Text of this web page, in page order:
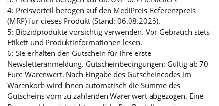
4: Preisvorteil bezogen auf den MediPreis-Referenzpreis
(MRP) für dieses Produkt (Stand: 06.08.2026).
5: Biozidprodukte vorsichtig verwenden. Vor Gebrauch stets
Etikett und Produktinformationen lesen.
6: Sie erhalten den Gutschein für Ihre erste
Newsletteranmeldung. Gutscheinbedingungen: Gültig ab 70
Euro Warenwert. Nach Eingabe des Gutscheincodes im
Warenkorb wird Ihnen automatisch die Summe des
Gutscheins vom zu zahlenden Warenwert abgezogen. Eine